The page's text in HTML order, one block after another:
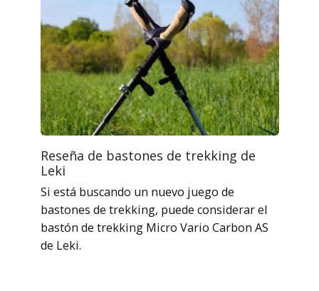
Reseña de bastones de trekking de
Leki
Si está buscando un nuevo juego de
bastones de trekking, puede considerar el
bastón de trekking Micro Vario Carbon AS
de Leki.